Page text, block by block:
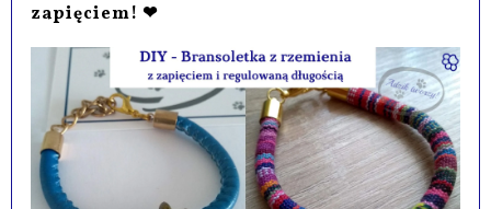
zapięciem! ❤